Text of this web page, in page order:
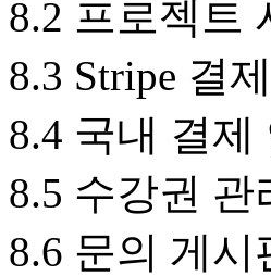
8.2 프로젝트
8.3 Stripe 결
8.4 국내 결제
8.5 수강권 관
8.6 문의 게시